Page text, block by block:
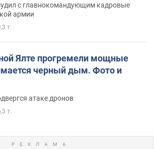
с главнокомандующим кадровые
армии
т.
Ялте прогремели мощные
черный дым. Фото и
атаке дронов
т.